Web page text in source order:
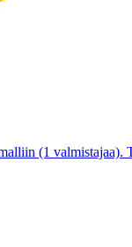
(1 valmistajaa).